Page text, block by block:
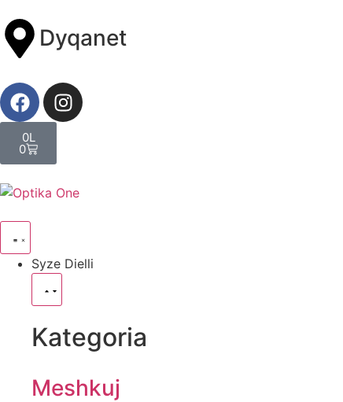
Dyqanet
0L
0
Syze Dielli
Kategoria
Meshkuj